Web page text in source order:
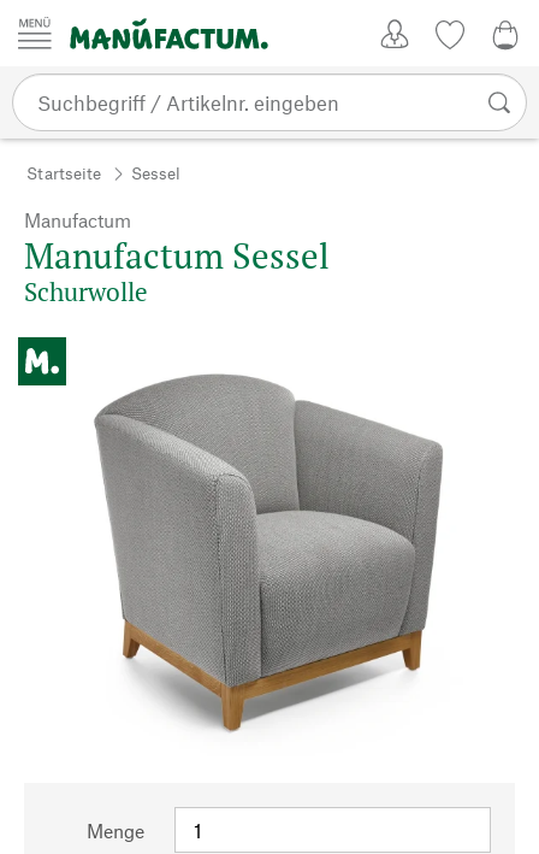
Zum Inhalt springen
Startseite Sessel
Manufactum
Manufactum Sessel
Schurwolle
Menge